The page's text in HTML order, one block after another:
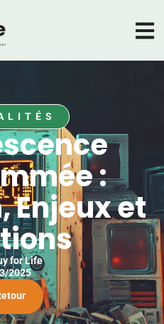
:
Enjeux et
for Life
2025